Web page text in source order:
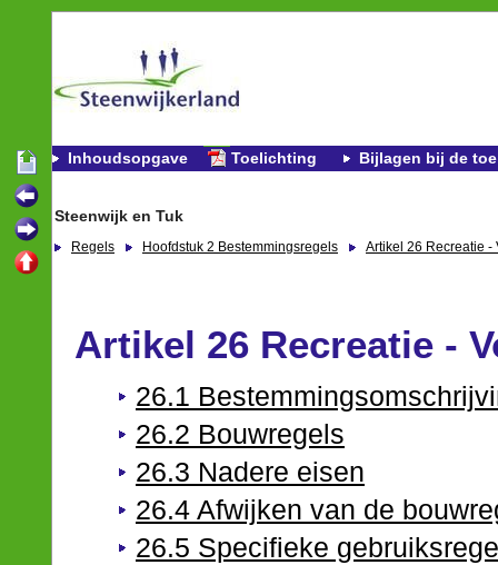
Steenwijk en Tuk
Regels Hoofdstuk 2 Bestemmingsregels Artikel 26 Recreatie -
Inhoudsopgave Toelichting Bijlagen bij de
Artikel 26 Recreatie -
26.1
26.2 Bouwregels
26.3 Nadere eisen
26.4 Afwijken van de
26.5 Specifieke